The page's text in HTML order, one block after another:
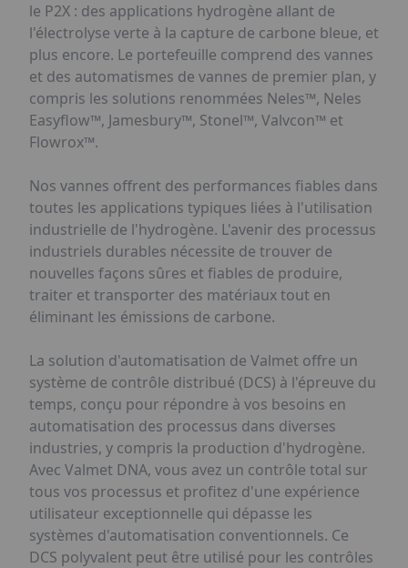
le P2X : des applications hydrogène allant de
l'électrolyse verte à la capture de carbone bleue, et
plus encore. Le portefeuille comprend des vannes
et des automatismes de vannes de premier plan, y
compris les solutions renommées Neles™, Neles
Easyflow™, Jamesbury™, Stonel™, Valvcon™ et
Flowrox™.
Nos vannes offrent des performances fiables dans
toutes les applications typiques liées à l'utilisation
industrielle de l'hydrogène. L'avenir des processus
industriels durables nécessite de trouver de
nouvelles façons sûres et fiables de produire,
traiter et transporter des matériaux tout en
éliminant les émissions de carbone.
La solution d'automatisation de Valmet offre un
système de contrôle distribué (DCS) à l'épreuve du
temps, conçu pour répondre à vos besoins en
automatisation des processus dans diverses
industries, y compris la production d'hydrogène.
Avec Valmet DNA, vous avez un contrôle total sur
tous vos processus et profitez d'une expérience
utilisateur exceptionnelle qui dépasse les
systèmes d'automatisation conventionnels. Ce
DCS polyvalent peut être utilisé pour les contrôles